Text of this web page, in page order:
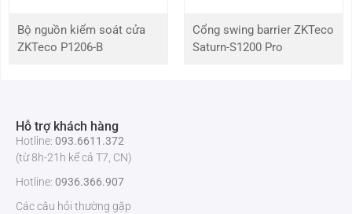
Trọng lượng với Bao bì 52kg
chất lượng cao với chế độ bảo hành 12 tháng, đảm bảo sự an tâm và
tin cậy tuyệt đối cho bạn. Liên hệ với chúng tôi qua số điện thoại
093.6611.372 để được tư vấn và hỗ trợ tốt nhất!
Bộ nguồn kiểm soát cửa
ZKTeco P1206-B
Cổng swing barrier ZKTeco
Saturn-S1200 Pro
Hỗ trợ khách hàng
Hotline: 093.6611.372
(từ 8h-21h kể cả T7, CN)
Hotline: 0936.366.907
Các câu hỏi thường gặp